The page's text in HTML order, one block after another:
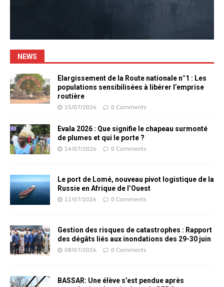
NEWS
Elargissement de la Route nationale n°1 : Les
populations sensibilisées à libérer l’emprise
routière
15/07/2026 0 Comments
Evala 2026 : Que signifie le chapeau surmonté
de plumes et qui le porte ?
14/07/2026 0 Comments
Le port de Lomé, nouveau pivot logistique de la
Russie en Afrique de l’Ouest
11/07/2026 0 Comments
Gestion des risques de catastrophes : Rapport
des dégâts liés aux inondations des 29-30 juin
08/07/2026 0 Comments
BASSAR: Une élève s’est pendue après